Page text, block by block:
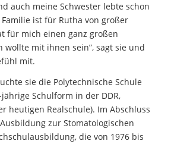
auch meine Schwester lebte schon
ist für Rutha von großer
für mich einen ganz großen
wollte mit ihnen sein”, sagt sie und
mit.
sie die Polytechnische Schule
Schulform in der DDR,
heutigen Realschule). Im Abschluss
zur Stomatologischen
die von 1976 bis